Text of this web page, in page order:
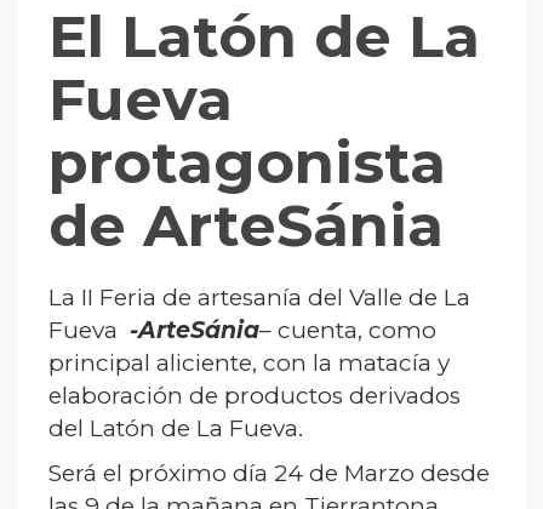
El Latón de La
Fueva
protagonista
de ArteSánia
La II Feria de artesanía del Valle de La
Fueva -ArteSánia– cuenta, como
principal aliciente, con la matacía y
elaboración de productos derivados
del Latón de La Fueva.
Será el próximo día 24 de Marzo desde